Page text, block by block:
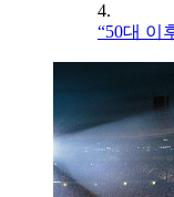
4.
“50대 이